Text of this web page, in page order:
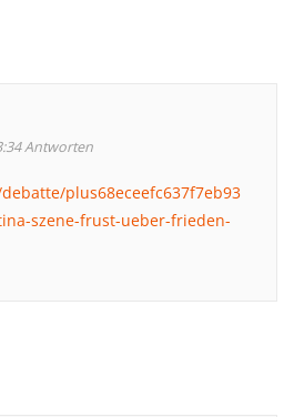
Antworten
plus68eceefc637f7eb93
szene-frust-ueber-frieden-